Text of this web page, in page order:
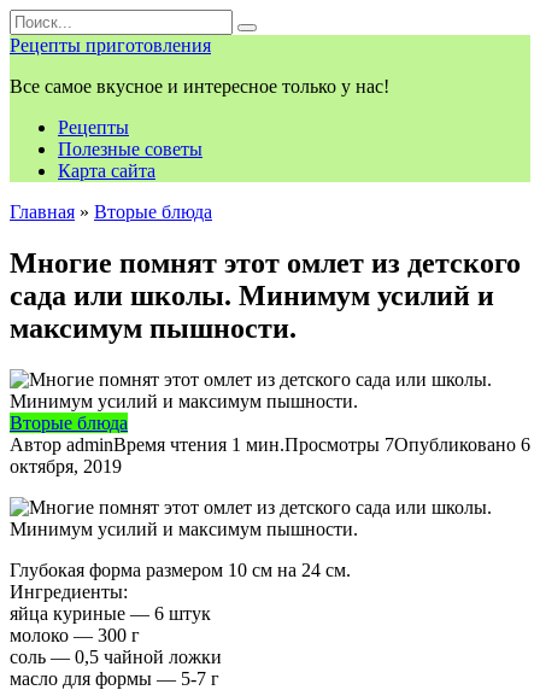
Перейти
к
контенту
Search
for:
Рецепты приготовления
Все самое вкусное и интересное только у нас!
Рецепты
Полезные советы
Карта сайта
Главная » Вторые блюда
Многие помнят этот омлет из детского
сада или школы. Минимум усилий и
максимум пышности.
Вторые блюда
Автор adminВремя чтения 1 мин.Просмотры 7Опубликовано 6
октября, 2019
Глубокая форма размером 10 см на 24 см.
Ингредиенты:
яйца куриные — 6 штук
молоко — 300 г
соль — 0,5 чайной ложки
масло для формы — 5-7 г